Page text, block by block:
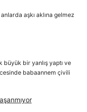
aşkı aklına gelmez
bir yanlış yaptı ve
babaannem çivili